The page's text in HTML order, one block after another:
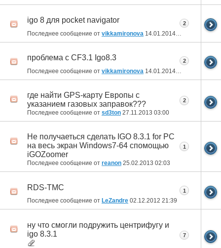
igo 8 для pocket navigator
Последнее сообщение от vikkamironova 14.01.2014 13:32
2
проблема с CF3.1 Igo8.3
Последнее сообщение от vikkamironova 14.01.2014 13:27
2
где найти GPS-карту Европы с
указанием газовых заправок???
Последнее сообщение от sd3ton 27.11.2013 03:00
2
Не получаеться сделать IGO 8.3.1 for PC
на весь экран Windows7-64 спомощью
iGOZoomer
Последнее сообщение от reanon 25.02.2013 02:03
1
RDS-TMC
Последнее сообщение от LeZandre 02.12.2012 21:39
1
ну что смогли подружить центрифугу и
igo 8.3.1
7